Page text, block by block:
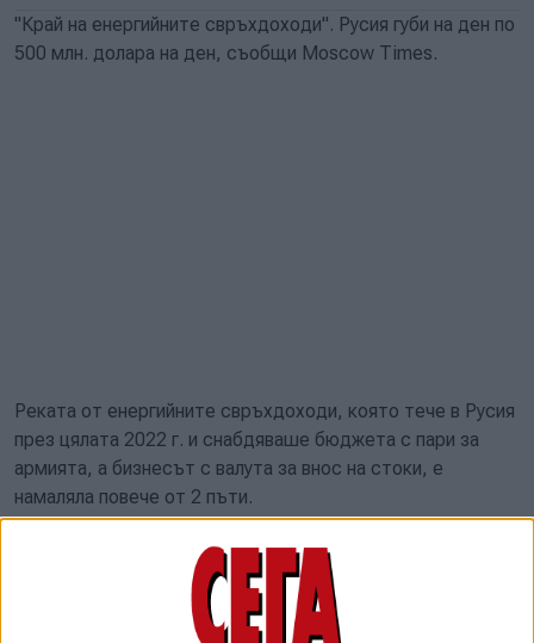
"Край на енергийните свръхдоходи". Русия губи на ден по
500 млн. долара на ден, съобщи Moscow Times.
Реката от енергийните свръхдоходи, която тече в Русия
през цялата 2022 г. и снабдяваше бюджета с пари за
армията, а бизнесът с валута за внос на стоки, е
намаляла повече от 2 пъти.
В сравнение с нивото преди началото на нахлуването в
Украйна доходите на руската икономика от експорта на
нефт и газ са намалени с 500 мл. долара на ден, са
сметнали аналитиците на "Дойче банк".